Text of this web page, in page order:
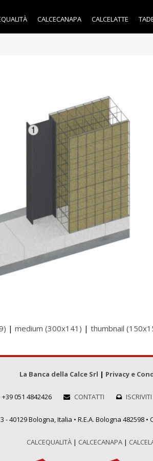
CALCECANAPA CALCELATTE
| medium (300x141) | thumbnail
La Banca della Calce Srl | Privacy e
+39 051 4842426 CONTATTI
40129 Bologna, Italia • R.E.A. Bologna 482598 •
CALCEQUALITÀ| CALCECANAPA|